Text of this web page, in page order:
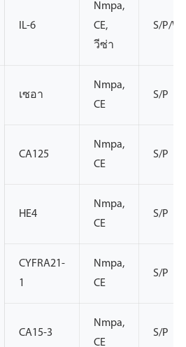
IL-6
Nmpa,
CE,
วีซ่า
S/P/
เซอา
Nmpa,
CE
S/P
CA125
Nmpa,
CE
S/P
HE4
Nmpa,
CE
S/P
CYFRA21-
1
Nmpa,
CE
S/P
CA15-3
Nmpa,
CE
S/P